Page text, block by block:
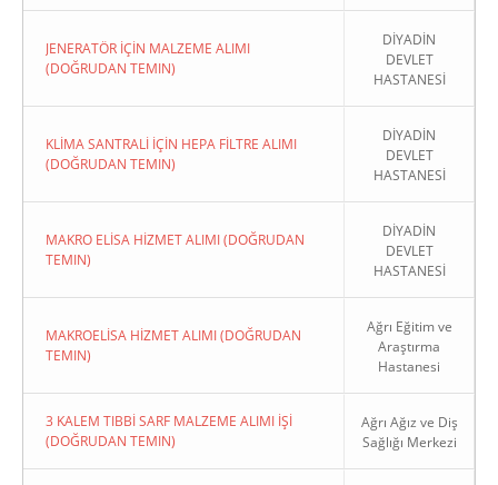
JENERATÖR İÇİN MALZEME ALIMI
(DOĞRUDAN TEMIN)
DİYADİN
DEVLET
HASTANESİ
KLİMA SANTRALİ İÇİN HEPA FİLTRE ALIMI
(DOĞRUDAN TEMIN)
DİYADİN
DEVLET
HASTANESİ
MAKRO ELİSA HİZMET ALIMI (DOĞRUDAN
TEMIN)
DİYADİN
DEVLET
HASTANESİ
MAKROELİSA HİZMET ALIMI (DOĞRUDAN
TEMIN)
Ağrı Eğitim ve
Araştırma
Hastanesi
3 KALEM TIBBİ SARF MALZEME ALIMI İŞİ
(DOĞRUDAN TEMIN)
Ağrı Ağız ve Diş
Sağlığı Merkezi